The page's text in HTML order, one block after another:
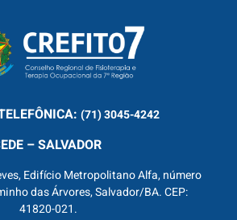
(71) 3045-4242
– SALVADOR
Edifício Metropolitano Alfa, número
das Árvores, Salvador/BA. CEP:
41820-021.